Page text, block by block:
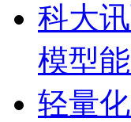
科大
模型
轻量